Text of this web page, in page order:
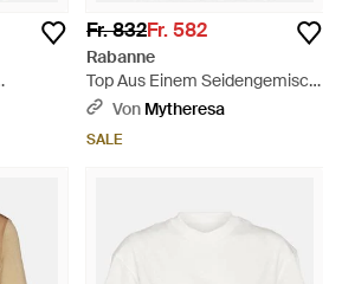
Fr. 832Fr. 582
Rabanne
Top Aus Einem Seidengemisch
- Schwarz
Von Mytheresa
SALE